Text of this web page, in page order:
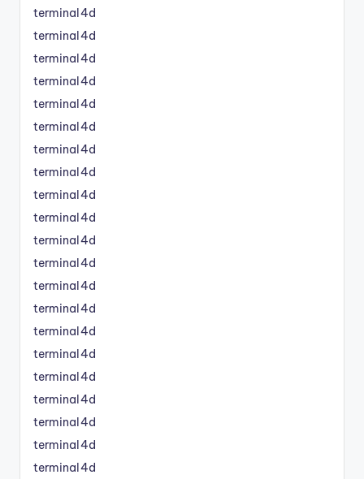
terminal4d
terminal4d
terminal4d
terminal4d
terminal4d
terminal4d
terminal4d
terminal4d
terminal4d
terminal4d
terminal4d
terminal4d
terminal4d
terminal4d
terminal4d
terminal4d
terminal4d
terminal4d
terminal4d
terminal4d
terminal4d